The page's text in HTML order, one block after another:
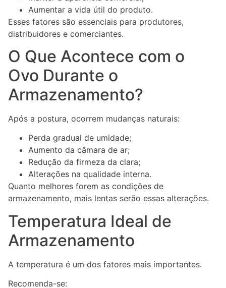
Aumentar a vida útil do produto.
Esses fatores são essenciais para produtores,
distribuidores e comerciantes.
O Que Acontece com o
Ovo Durante o
Armazenamento?
Após a postura, ocorrem mudanças naturais:
Perda gradual de umidade;
Aumento da câmara de ar;
Redução da firmeza da clara;
Alterações na qualidade interna.
Quanto melhores forem as condições de
armazenamento, mais lentas serão essas alterações.
Temperatura Ideal de
Armazenamento
A temperatura é um dos fatores mais importantes.
Recomenda-se: